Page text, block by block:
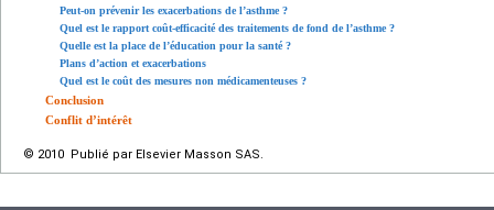
Peut-on prévenir les exacerbations de l’asthme ?
Quel est le rapport coût-efficacité des traitements de fond de l’asthme ?
Quelle est la place de l’éducation pour la santé ?
Plans d’action et exacerbations
Quel est le coût des mesures non médicamenteuses ?
Conclusion
Conflit d’intérêt
© 2010 Publié par Elsevier Masson SAS.